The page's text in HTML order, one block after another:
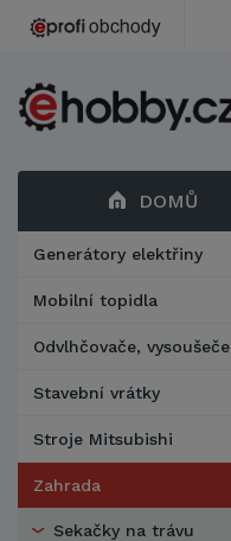
DOMŮ
Generátory elektřiny
Mobilní topidla
Odvlhčovače, vysoušeče
Stavební vrátky
Stroje Mitsubishi
Zahrada
Sekačky na trávu